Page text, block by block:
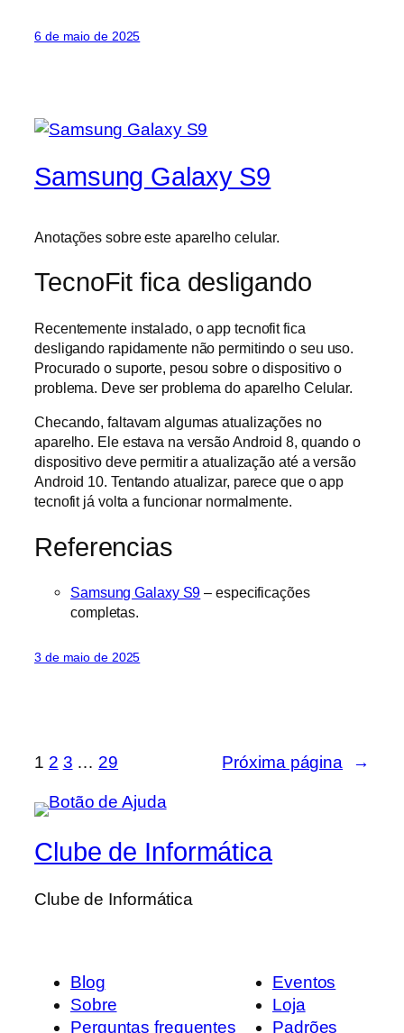
6 de maio de 2025
Samsung Galaxy S9
Anotações sobre este aparelho celular.
TecnoFit fica desligando
Recentemente instalado, o app tecnofit fica
desligando rapidamente não permitindo o seu uso.
Procurado o suporte, pesou sobre o dispositivo o
problema. Deve ser problema do aparelho Celular.
Checando, faltavam algumas atualizações no
aparelho. Ele estava na versão Android 8, quando o
dispositivo deve permitir a atualização até a versão
Android 10. Tentando atualizar, parece que o app
tecnofit já volta a funcionar normalmente.
Referencias
Samsung Galaxy S9 – especificações
completas.
3 de maio de 2025
1 2 3 … 29 Próxima página →
Clube de Informática
Clube de Informática
Blog
Sobre
Perguntas frequentes
Eventos
Loja
Padrões